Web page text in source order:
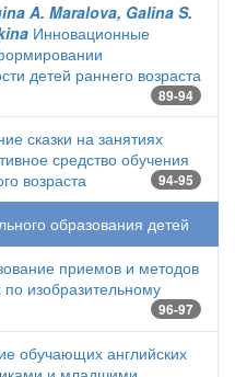
A. Maralova, Galina S.
Инновационные
детей раннего возраста
89-94
сказки на занятиях
средство обучения
возраста
94-95
образования детей
приемов и методов
изобразительному
96-97
обучающих английских